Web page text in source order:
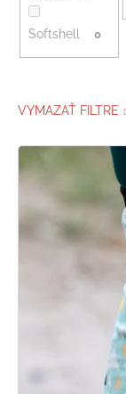
Softshell 0
VYMAZAŤ FILTRE
V
ý
i
s